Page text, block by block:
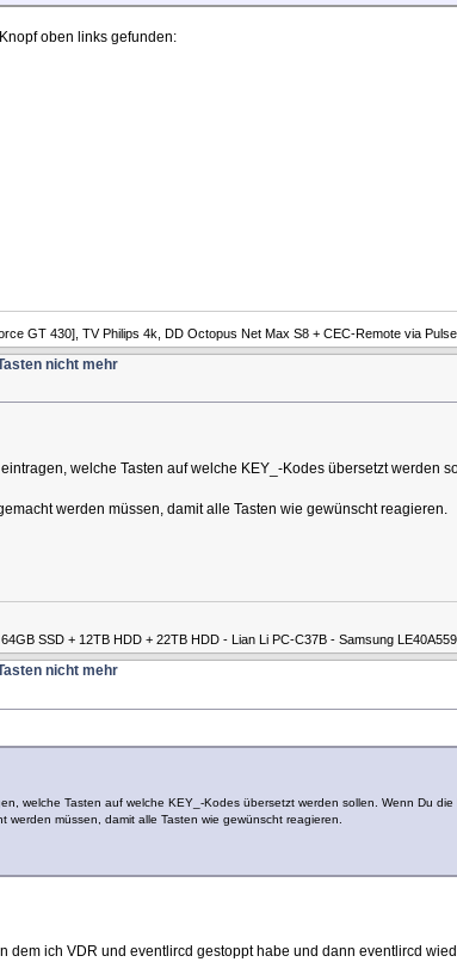
oben links gefunden:
GT 430], TV Philips 4k, DD Octopus Net Max S8 + CEC-Remote via
nicht mehr
welche Tasten auf welche KEY_-Kodes übersetzt werden
werden müssen, damit alle Tasten wie gewünscht reagieren.
SSD + 12TB HDD + 22TB HDD - Lian Li PC-C37B - Samsung LE40A559
nicht mehr
welche Tasten auf welche KEY_-Kodes übersetzt werden sollen. Wenn Du
müssen, damit alle Tasten wie gewünscht reagieren.
dem ich VDR und eventlircd gestoppt habe und dann eventlircd